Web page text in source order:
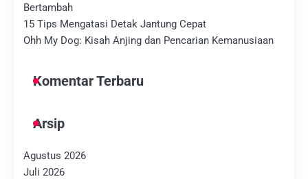
Bertambah
15 Tips Mengatasi Detak Jantung Cepat
Ohh My Dog: Kisah Anjing dan Pencarian Kemanusiaan
Komentar Terbaru
Arsip
Agustus 2026
Juli 2026